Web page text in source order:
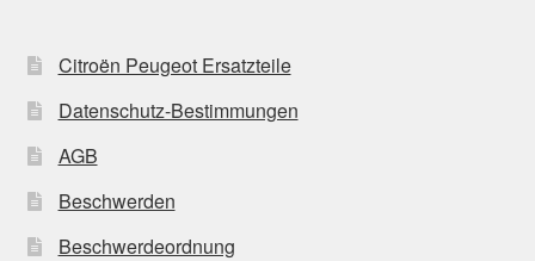
Citroën Peugeot Ersatzteile
Datenschutz-Bestimmungen
AGB
Beschwerden
Beschwerdeordnung